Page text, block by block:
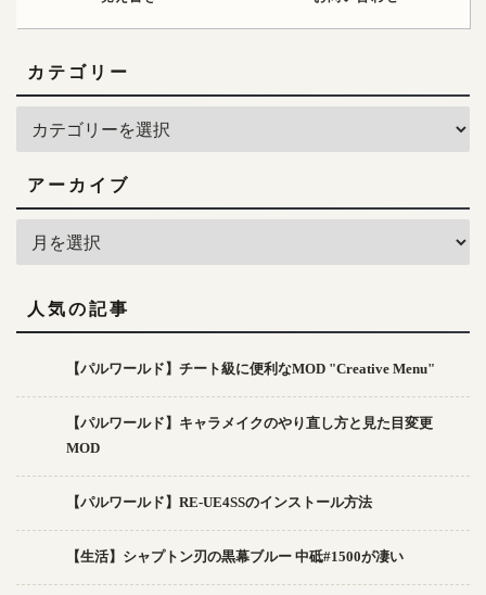
カテゴリー
アーカイブ
人気の記事
【パルワールド】チート級に便利なMOD "Creative Menu"
【パルワールド】キャラメイクのやり直し方と見た目変更
MOD
【パルワールド】RE-UE4SSのインストール方法
【生活】シャプトン刃の黒幕ブルー 中砥#1500が凄い